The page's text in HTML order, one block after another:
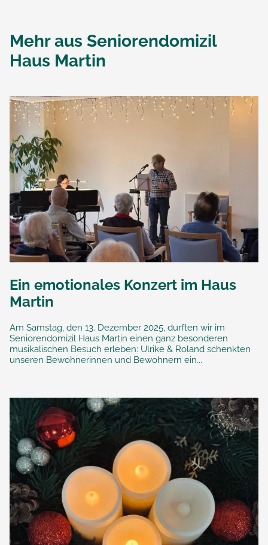
Mehr aus Seniorendomizil
Haus Martin
Ein emotionales Konzert im Haus
Martin
Am Samstag, den 13. Dezember 2025, durften wir im
Seniorendomizil Haus Martin einen ganz besonderen
musikalischen Besuch erleben: Ulrike & Roland schenkten
unseren Bewohnerinnen und Bewohnern ein...